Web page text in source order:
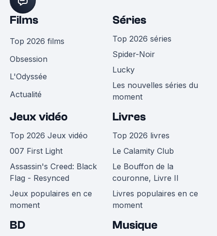
Films
Top 2026 films
Obsession
L'Odyssée
Actualité
Séries
Top 2026 séries
Spider-Noir
Lucky
Les nouvelles séries du
moment
Jeux vidéo
Top 2026 Jeux vidéo
007 First Light
Assassin's Creed: Black
Flag - Resynced
Jeux populaires en ce
moment
Livres
Top 2026 livres
Le Calamity Club
Le Bouffon de la
couronne, Livre II
Livres populaires en ce
moment
BD Musique